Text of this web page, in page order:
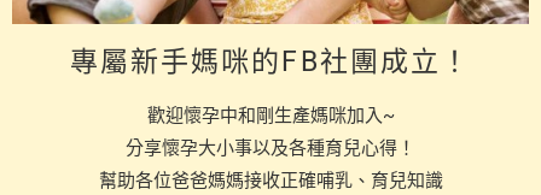
專屬新手媽咪的FB社團成立！
歡迎懷孕中和剛生產媽咪加入~
分享懷孕大小事以及各種育兒心得！
幫助各位爸爸媽媽接收正確哺乳、育兒知識